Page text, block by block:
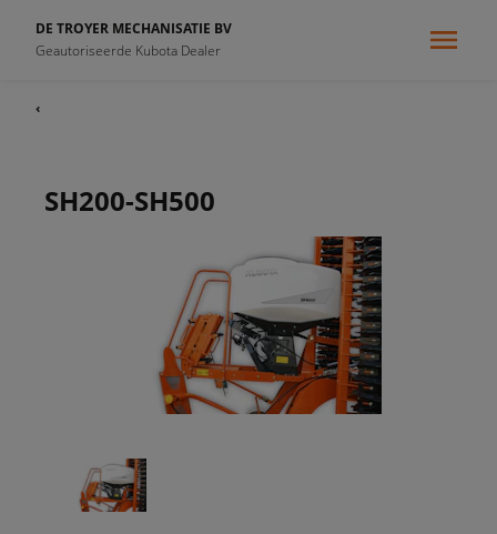
DE TROYER MECHANISATIE BV
Geautoriseerde Kubota Dealer
‹
SH200-SH500